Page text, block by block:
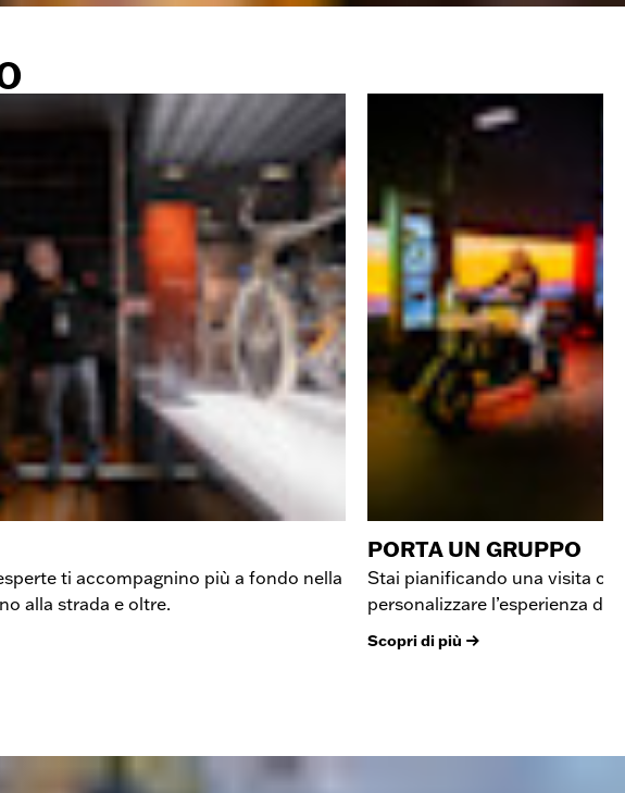
ti accompagnino più a fondo nella
alla strada e oltre.
PORTA UN GRUPPO
Stai pianificando una visita
personalizzare l’esperienza di
Scopri di più